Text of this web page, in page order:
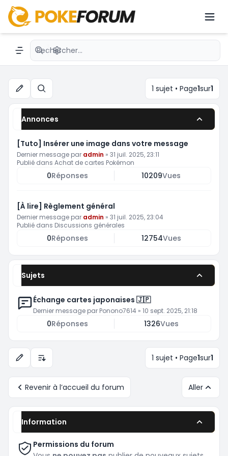
Échange de cartes Pokémon
Navigation menu
Recherche avancée
Rechercher 1 sujet • Page1sur1
Annonces
[Tuto] Insérer une image dans votre message
Dernier message par admin » 31 juil. 2025, 23:11
Publié dans Achat de cartes Pokémon
0Réponses 10209Vues
[À lire] Règlement général
Dernier message par admin » 31 juil. 2025, 23:04
Publié dans Discussions générales
0Réponses 12754Vues
Sujets
Échange cartes japonaises 🇯🇵
Dernier message par Ponono7614 » 10 sept. 2025, 21:18
0Réponses 1326Vues
Options d’affichage et de tri 1 sujet • Page1sur1
Revenir à l’accueil du forum Aller
Information
Permissions du forum